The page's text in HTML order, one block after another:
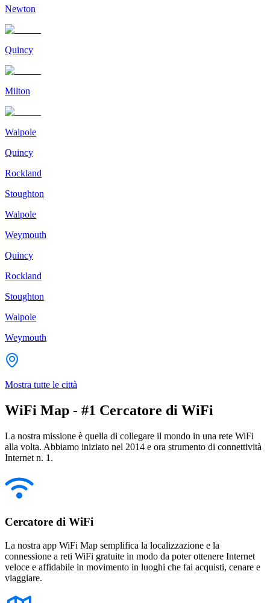
Newton
Quincy
Milton
Walpole
Quincy
Rockland
Stoughton
Walpole
Weymouth
Quincy
Rockland
Stoughton
Walpole
Weymouth
Mostra tutte le città
WiFi Map - #1 Cercatore di WiFi
La nostra missione è quella di collegare il mondo in una rete WiFi
alla volta. Abbiamo iniziato nel 2014 e ora strumento di connettività
Internet n. 1.
Cercatore di WiFi
La nostra app WiFi Map semplifica la localizzazione e la
connessione a reti WiFi gratuite in modo da poter ottenere Internet
veloce e affidabile in movimento in luoghi che fai acquisti, cenare e
viaggiare.